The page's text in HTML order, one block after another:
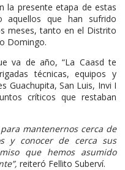
la presente etapa de estas
aquellos que han sufrido
meses, tanto en el Distrito
Domingo.
va de año, “La Caasd te
técnicas, equipos y
Guachupita, San Luis, Invi I
críticos que restaban
mantenernos cerca de
y conocer de cerca sus
que hemos asumido
reiteró Fellito Suberví.